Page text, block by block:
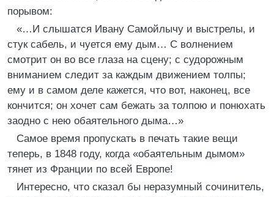
порывом:
«…И слышатся Ивану Самойлычу и выстрелы, и
стук сабель, и чуется ему дым… С волнением
смотрит он во все глаза на сцену; с судорожным
вниманием следит за каждым движением толпы;
ему и в самом деле кажется, что вот, наконец, все
кончится; он хочет сам бежать за толпою и понюхать
заодно с нею обаятельного дыма…»
Самое время пропускать в печать такие вещи
теперь, в 1848 году, когда «обаятельным дымом»
тянет из Франции по всей Европе!
Интересно, что сказал бы неразумный сочинитель,